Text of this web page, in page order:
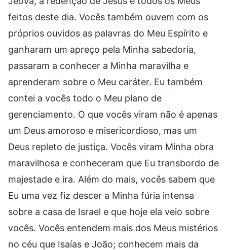
feitos deste dia. Vocês também ouvem com os
próprios ouvidos as palavras do Meu Espírito e
ganharam um apreço pela Minha sabedoria,
passaram a conhecer a Minha maravilha e
aprenderam sobre o Meu caráter. Eu também
contei a vocês todo o Meu plano de
gerenciamento. O que vocês viram não é apenas
um Deus amoroso e misericordioso, mas um
Deus repleto de justiça. Vocês viram Minha obra
maravilhosa e conheceram que Eu transbordo de
majestade e ira. Além do mais, vocês sabem que
Eu uma vez fiz descer a Minha fúria intensa
sobre a casa de Israel e que hoje ela veio sobre
vocês. Vocês entendem mais dos Meus mistérios
no céu que Isaías e João; conhecem mais da